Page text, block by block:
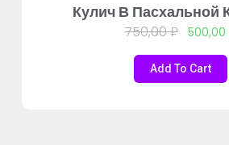
Кулич В Пасхальной
750,00₽ 500,00
Add To Cart